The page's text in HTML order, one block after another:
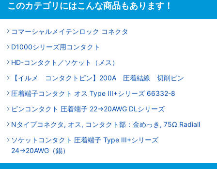
このカテゴリにはこんな商品もあります！
コマーシャルメイテンロック コネクタ
D1000シリーズ用コンタクト
HD-コンタクト／ソケット（メス）
【イルメ コンタクトピン】200A 圧着結線 切削ピン
圧着端子コンタクト オス Type III+シリーズ 66332-8
ピンコンタクト 圧着端子 22→20AWG DLシリーズ
Nタイプコネクタ, オス, コンタクト部：金めっき, 75Ω Radiall
ソケットコンタクト 圧着端子 Type III+シリーズ
24→20AWG（錫）